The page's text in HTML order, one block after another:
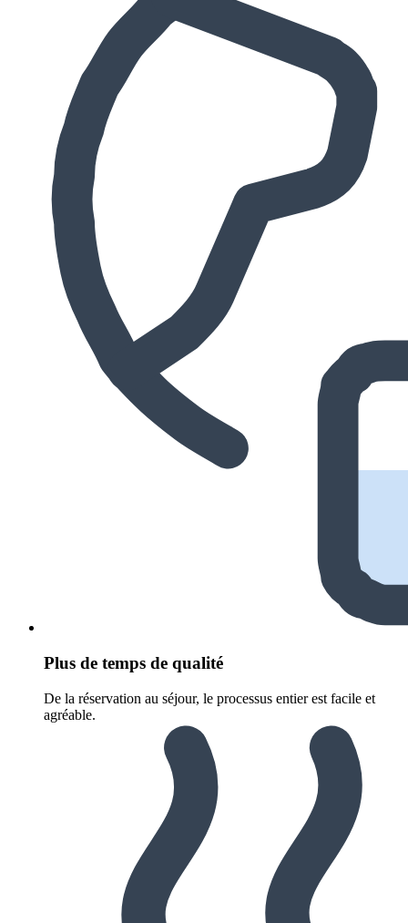
Plus de temps de qualité
De la réservation au séjour, le processus entier est facile et
agréable.